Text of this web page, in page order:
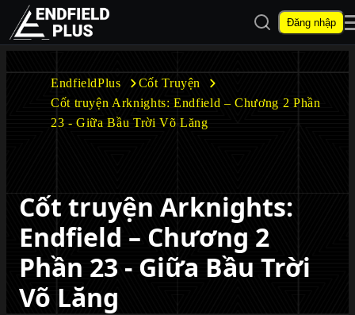
EndfieldPlus
menu con
menu con
Mở tìm kiếmĐăng nhập
EndfieldPlus
Cốt Truyện
Cốt truyện Arknights: Endfield – Chương 2 Phần
23 - Giữa Bầu Trời Võ Lăng
Cốt truyện Arknights:
Endfield – Chương 2
Phần 23 - Giữa Bầu Trời
Võ Lăng